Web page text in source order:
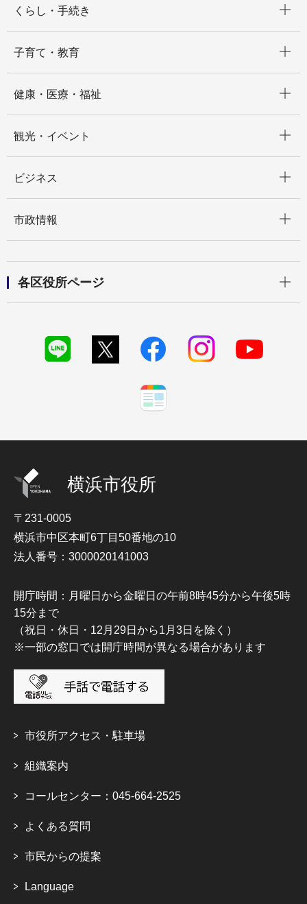
くらし・手続き
子育て・教育
健康・医療・福祉
観光・イベント
ビジネス
市政情報
各区役所ページ
横浜市役所
〒231-0005
横浜市中区本町6丁目50番地の10
法人番号：3000020141003
開庁時間：月曜日から金曜日の午前8時45分から午後5時
15分まで
（祝日・休日・12月29日から1月3日を除く）
※一部の窓口では開庁時間が異なる場合があります
市役所アクセス・駐車場
組織案内
コールセンター：045-664-2525
よくある質問
市民からの提案
Language